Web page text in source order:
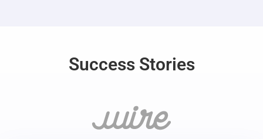
Success Stories